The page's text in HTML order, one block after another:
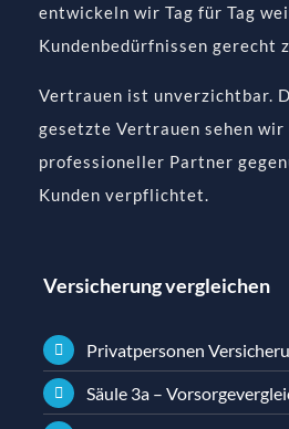
entwickeln wir Tag für Tag
Kundenbedürfnissen gerecht
Vertrauen ist unverzichtbar.
gesetzte Vertrauen sehen wir
professioneller Partner
Kunden verpflichtet.
Versicherung vergleichen
Privatpersonen
Säule 3a –